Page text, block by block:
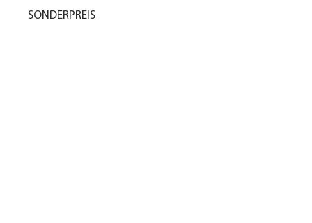
SONDERPREIS